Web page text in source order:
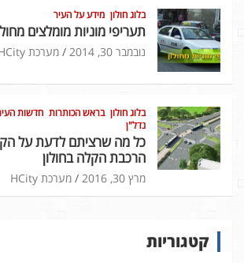
בלוג חולון מידע על העיר
תעריפי מוניות מומלצים
נובמבר 30, 2014 מערכת HCity
בלוג חולון בראש הכותרות חדשות
נדל"ן
כל מה שרציתם לדעת על
הרכבת הקלה בחולון
מרץ 30, 2016 מערכת HCity
קטגוריות